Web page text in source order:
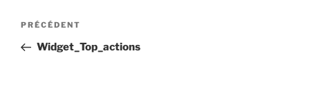
PRÉCÉDENT
Widget_Top_actions